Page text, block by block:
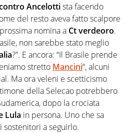
Ancelottista facendo
del resto aveva fatto scalpore
nomina a Ct verdeoro.
non sarebbe stato meglio
?”. E ancora: “Il Brasile prende
stretto Mancini“, alcuni
Ma ora veleni e scetticismo
della Selecao potrebbero
dopo la crociata
Lula in persona. Uno che sa
a seguirlo.